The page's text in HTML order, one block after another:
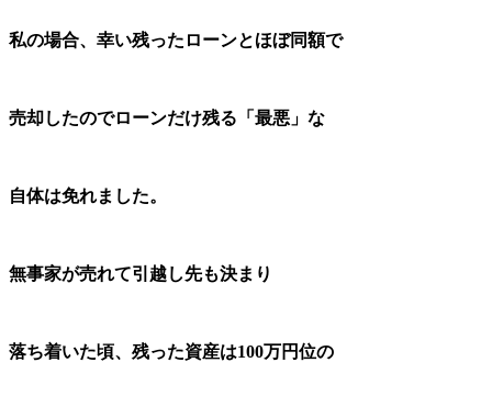
私の場合、幸い残ったローンとほぼ同額で
売却したのでローンだけ残る「最悪」な
自体は免れました。
無事家が売れて引越し先も決まり
落ち着いた頃、 残った資産は100万円位の